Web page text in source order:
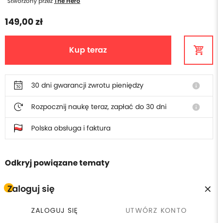
Zaloguj się
ZALOGUJ SIĘ UTWÓRZ KONTO
149,00 zł
Kup teraz
30 dni gwarancji zwrotu pieniędzy info
Rozpocznij naukę teraz, zapłać do 30 dni info
Polska obsługa i faktura
Odkryj powiązane tematy
PHP